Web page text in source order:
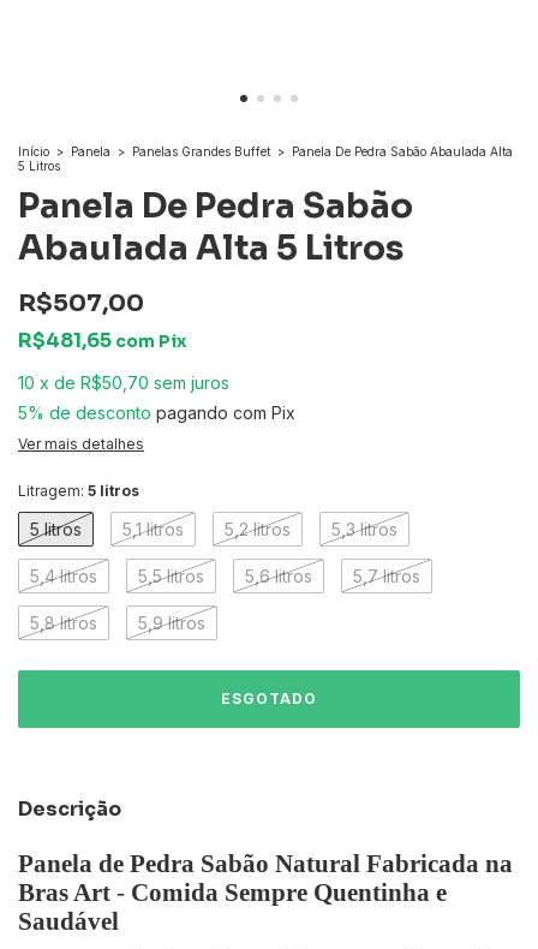
Início > Panela > Panelas Grandes Buffet > Panela De Pedra Sabão Abaulada Alta
5 Litros
Panela De Pedra Sabão
Abaulada Alta 5 Litros
R$507,00
R$481,65 com Pix
10 x de R$50,70 sem juros
5% de desconto pagando com Pix
Ver mais detalhes
Litragem: 5 litros
5 litros 5,1 litros 5,2 litros 5,3 litros
5,4 litros 5,5 litros 5,6 litros 5,7 litros
5,8 litros 5,9 litros
Descrição
Panela de Pedra Sabão Natural Fabricada na
Bras Art - Comida Sempre Quentinha e
Saudável